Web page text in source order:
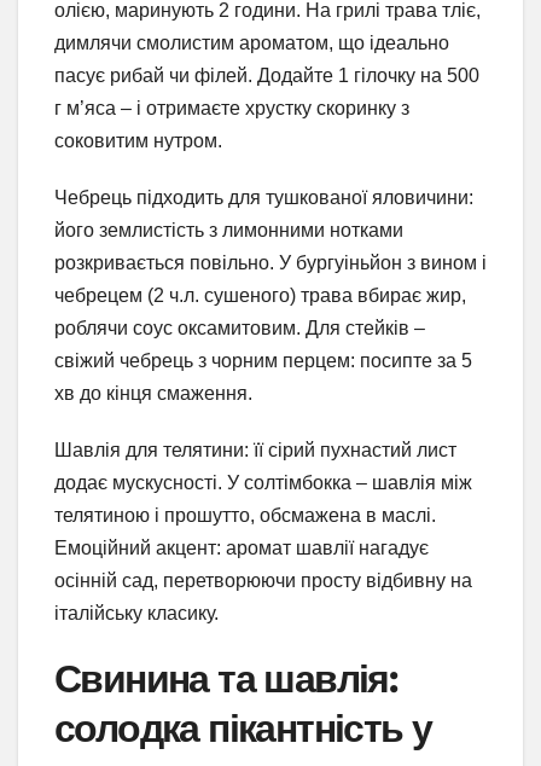
олією, маринують 2 години. На грилі трава тліє,
димлячи смолистим ароматом, що ідеально
пасує рибай чи філей. Додайте 1 гілочку на 500
г м’яса – і отримаєте хрустку скоринку з
соковитим нутром.
Чебрець підходить для тушкованої яловичини:
його землистість з лимонними нотками
розкривається повільно. У бургуіньйон з вином і
чебрецем (2 ч.л. сушеного) трава вбирає жир,
роблячи соус оксамитовим. Для стейків –
свіжий чебрець з чорним перцем: посипте за 5
хв до кінця смаження.
Шавлія для телятини: її сірий пухнастий лист
додає мускусності. У солтімбокка – шавлія між
телятиною і прошутто, обсмажена в маслі.
Емоційний акцент: аромат шавлії нагадує
осінній сад, перетворюючи просту відбивну на
італійську класику.
Свинина та шавлія:
солодка пікантність у